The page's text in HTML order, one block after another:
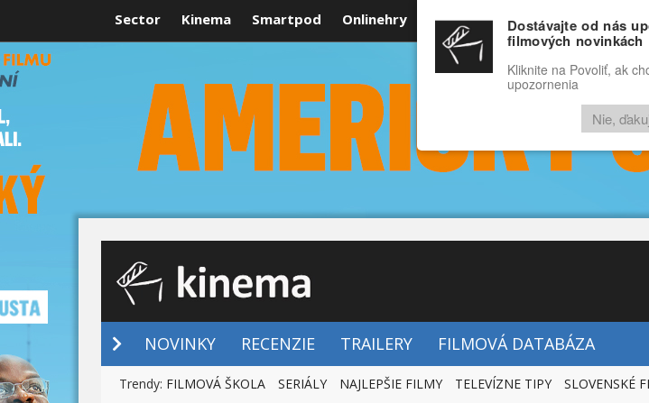
Sector Kinema Smartpod Onlinehry Rozprávky Funny Docu
RECENZIE VIDEÁ FILMY
NOVINKY RECENZIE TRAILERY FILMOVÁ DATABÁZA
Trendy: FILMOVÁ ŠKOLA SERIÁLY NAJLEPŠIE FILMY TELEVÍZNE TIPY SLOVENSKÉ
Dostávajte od nás
filmových novinkách
Kliknite na Povoliť, ak
upozornenia
Nie,